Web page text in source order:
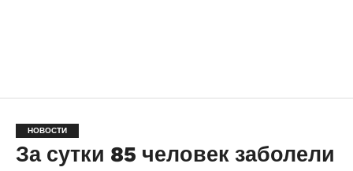
НОВОСТИ
За сутки 85 человек заболели